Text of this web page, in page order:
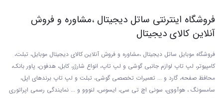
فروشگاه اینترنتی ساتل دیجیتال ،مشاوره و فروش
آنلاین کالای دیجیتال
فروشگاه موبایل ساتل دیجیتال ،مشاوره و فروش آنلاین کالای دیجیتال موبایل، تبلت،
کامپیوتر، لپ تاپ لوازم جانبی گوشی و لپ تاپ، انواع شارژر، کابل، هدفون، پاور بانک،
محافظ صفحه، گارد و ... تعمیرات تخصصی گوشی، تبلت و لپ تاپ برندهای اپل،
سامسونگ ، هوآووی، سونی اچ تی سی، ایسوس، لنووو و ... نمایندگی رسمی اپراتوری